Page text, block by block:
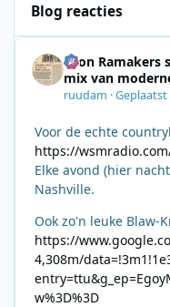
Blog reacties
Leon Ramakers
mix van
ruudam ·Geplaatst
Voor de echte
https://
Elke avond (hier
Nashville.
Ook zo'n leuke Blaw-
https://
4,308m/
w%3D%3D